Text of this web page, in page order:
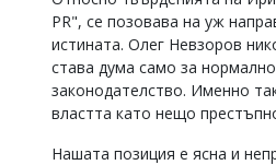
PR", се позовава на уж
истината. Олег Невзоров
става дума само за
законодателство. Именно
властта като нещо
Нашата позиция е ясна и